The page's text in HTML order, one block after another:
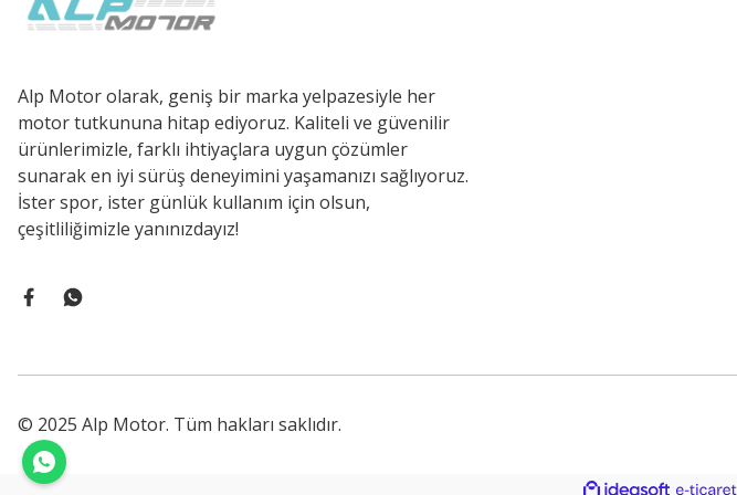
Alp Motor olarak, geniş bir marka yelpazesiyle her
motor tutkununa hitap ediyoruz. Kaliteli ve güvenilir
ürünlerimizle, farklı ihtiyaçlara uygun çözümler
sunarak en iyi sürüş deneyimini yaşamanızı sağlıyoruz.
İster spor, ister günlük kullanım için olsun,
çeşitliliğimizle yanınızdayız!
© 2025 Alp Motor. Tüm hakları saklıdır.
ideasoft